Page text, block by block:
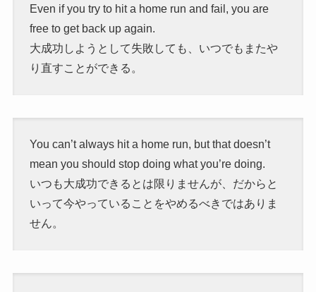
Even if you try to hit a home run and fail, you are
free to get back up again.
大成功しようとして失敗しても、いつでもまたや
り直すことができる。
You can’t always hit a home run, but that doesn’t
mean you should stop doing what you’re doing.
いつも大成功できるとは限りませんが、だからと
いって今やっていることをやめるべきではありま
せん。